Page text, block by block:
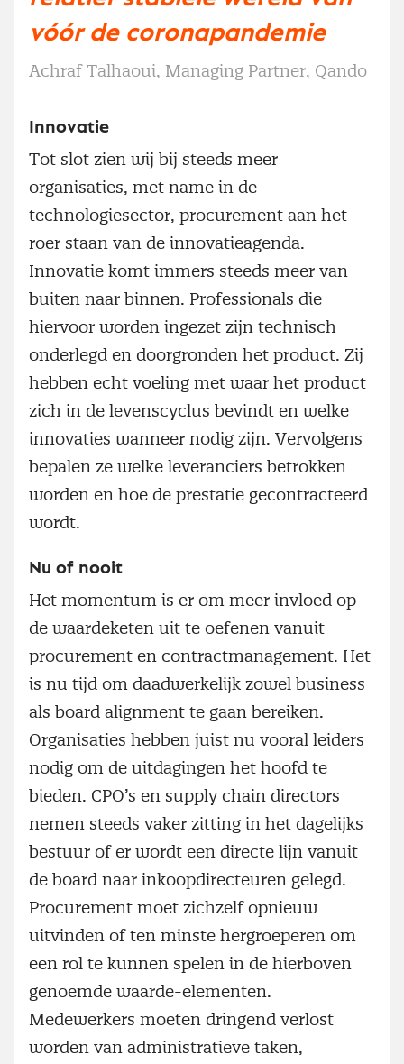
vóór de coronapandemie
Achraf Talhaoui, Managing Partner, Qando
Innovatie
Tot slot zien wij bij steeds meer
organisaties, met name in de
technologiesector, procurement aan het
roer staan van de innovatieagenda.
Innovatie komt immers steeds meer van
buiten naar binnen. Professionals die
hiervoor worden ingezet zijn technisch
onderlegd en doorgronden het product. Zij
hebben echt voeling met waar het product
zich in de levenscyclus bevindt en welke
innovaties wanneer nodig zijn. Vervolgens
bepalen ze welke leveranciers betrokken
worden en hoe de prestatie gecontracteerd
wordt.
Nu of nooit
Het momentum is er om meer invloed op
de waardeketen uit te oefenen vanuit
procurement en contractmanagement. Het
is nu tijd om daadwerkelijk zowel business
als board alignment te gaan bereiken.
Organisaties hebben juist nu vooral leiders
nodig om de uitdagingen het hoofd te
bieden. CPO’s en supply chain directors
nemen steeds vaker zitting in het dagelijks
bestuur of er wordt een directe lijn vanuit
de board naar inkoopdirecteuren gelegd.
Procurement moet zichzelf opnieuw
uitvinden of ten minste hergroeperen om
een rol te kunnen spelen in de hierboven
genoemde waarde-elementen.
Medewerkers moeten dringend verlost
worden van administratieve taken,